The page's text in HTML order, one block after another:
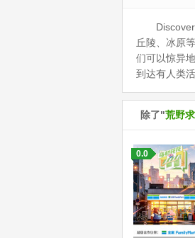
Discovery
丘陵、冰原
们可以惊异
到达有人类
除了"荒野
0.0